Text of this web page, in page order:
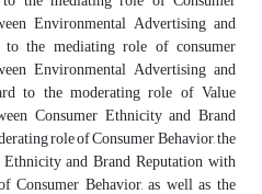
Environmental Advertising and
the mediating role of consumer
Environmental Advertising and
to the moderating role of Value
Consumer Ethnicity and Brand
role of Consumer Behavior, the
and Brand Reputation with
Consumer Behavior, as well as the